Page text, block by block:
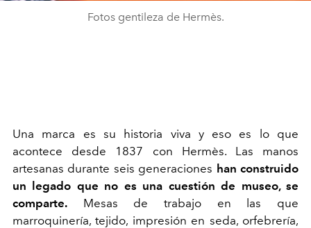
Fotos gentileza de Hermès.
Una marca es su historia viva y eso es lo que
acontece desde 1837 con Hermès. Las manos
artesanas durante seis generaciones han construido
un legado que no es una cuestión de museo, se
comparte. Mesas de trabajo en las que
marroquinería, tejido, impresión en seda, orfebrería,